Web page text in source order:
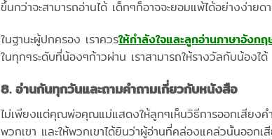
ขึ้นกว่าจะสามารถอ่านได้ เด็กๆก็อาจจะยอมแพ้ได้อย่างง่ายด
ในฐานะผู้ปกครอง เราควรให้กำลังใจและลูกอ่านภาษาอังกฤ
ในทุกๆระดับที่น้องๆก้าวผ่าน เราสามารถให้รางวัลกับน้องไ
8. อ่านกันทุกวันและถามคำถามเกี่ยวกับหนังสือ
ไม่เพียงแต่คุณพ่อคุณแม่แสดงให้ลูกๆเห็นวิธีการออกเสียง
พวกเขา และให้พวกเขาได้ยินว่าผู้อ่านที่คล่องแคล่วนั้นออกเ